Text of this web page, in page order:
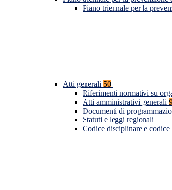
Piano triennale per la
Atti generali 50
Riferimenti normativi su
Atti amministrativi generali 9
Documenti di
Statuti e leggi regionali
Codice disciplinare e codice